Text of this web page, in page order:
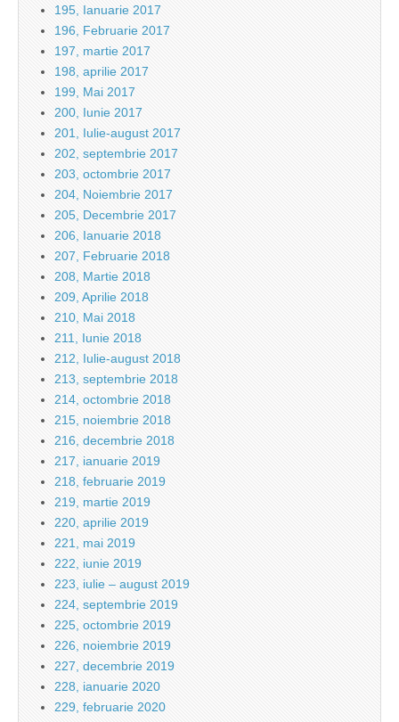
195, Ianuarie 2017
196, Februarie 2017
197, martie 2017
198, aprilie 2017
199, Mai 2017
200, Iunie 2017
201, Iulie-august 2017
202, septembrie 2017
203, octombrie 2017
204, Noiembrie 2017
205, Decembrie 2017
206, Ianuarie 2018
207, Februarie 2018
208, Martie 2018
209, Aprilie 2018
210, Mai 2018
211, Iunie 2018
212, Iulie-august 2018
213, septembrie 2018
214, octombrie 2018
215, noiembrie 2018
216, decembrie 2018
217, ianuarie 2019
218, februarie 2019
219, martie 2019
220, aprilie 2019
221, mai 2019
222, iunie 2019
223, iulie – august 2019
224, septembrie 2019
225, octombrie 2019
226, noiembrie 2019
227, decembrie 2019
228, ianuarie 2020
229, februarie 2020